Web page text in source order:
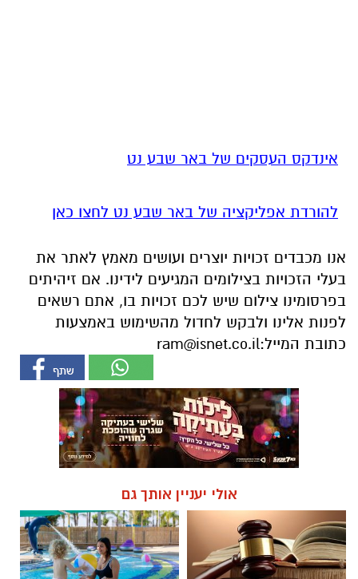
אינדקס העסקים של באר שבע נט
להורדת אפליקציה של באר שבע נט לחצו כאן
אנו מכבדים זכויות יוצרים ועושים מאמץ לאתר את
בעלי הזכויות בצילומים המגיעים לידינו. אם זיהיתים
בפרסומינו צילום שיש לכם זכויות בו, אתם רשאים
לפנות אלינו ולבקש לחדול מהשימוש באמצעות
כתובת המייל:ram@isnet.co.il
אולי יעניין אותך גם